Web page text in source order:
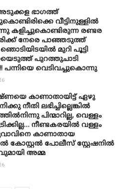
അ‌ടുക്കള ഭാ​ഗത്ത്
വീട്ടിനുള്ളിൽ
കളിച്ചുകൊണ്ടിരുന്ന രണ്ടര
നേരെ പാഞ്ഞടുത്ത്
‍ഞൊടിയി‌ടയിൽ മുറി പൂട്ടി
പുറത്തുചാടി
പന്നിയെ വെടിവച്ചുകൊന്നു
കാണാതായിട്ട് ഏഴു
നീതി ലഭിച്ചില്ലെങ്കിൽ
പിന്മാറില്ല, വെള്ളം
നീണ്ടകരയിൽ വള്ളം
കാണാതായ
കോസ്റ്റൽ പോലീസ് സ്റ്റേഷനിൽ
അമ്മ